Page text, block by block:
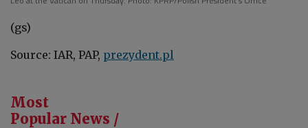
(gs)
Source: IAR, PAP, prezydent.pl
Most
Popular News /